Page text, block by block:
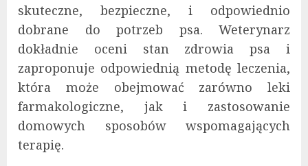
skuteczne, bezpieczne, i odpowiednio
dobrane do potrzeb psa. Weterynarz
dokładnie oceni stan zdrowia psa i
zaproponuje odpowiednią metodę leczenia,
która może obejmować zarówno leki
farmakologiczne, jak i zastosowanie
domowych sposobów wspomagających
terapię.